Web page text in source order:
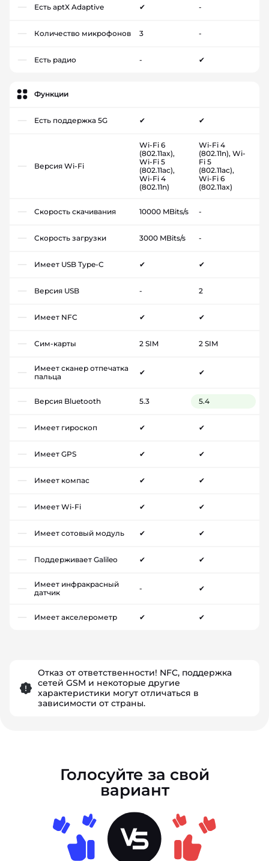
Есть aptX Adaptive ✔ -
Количество микрофонов 3 -
Есть радио - ✔
Функции
Есть поддержка 5G ✔ ✔
Версия Wi-Fi
Wi-Fi 6
(802.11ax),
Wi-Fi 5
(802.11ac),
Wi-Fi 4
(802.11n)
Wi-Fi 4
(802.11n), Wi-
Fi 5
(802.11ac),
Wi-Fi 6
(802.11ax)
Скорость скачивания 10000 MBits/s -
Скорость загрузки 3000 MBits/s -
Имеет USB Type-C ✔ ✔
Версия USB - 2
Имеет NFC ✔ ✔
Сим-карты 2 SIM 2 SIM
Имеет сканер отпечатка
пальца
✔ ✔
Версия Bluetooth 5.3 5.4
Имеет гироскоп ✔ ✔
Имеет GPS ✔ ✔
Имеет компас ✔ ✔
Имеет Wi-Fi ✔ ✔
Имеет сотовый модуль ✔ ✔
Поддерживает Galileo ✔ ✔
Имеет инфракрасный
датчик
- ✔
Имеет акселерометр ✔ ✔
Отказ от ответственности! NFC, поддержка
сетей GSM и некоторые другие
характеристики могут отличаться в
зависимости от страны.
Голосуйте за свой
вариант